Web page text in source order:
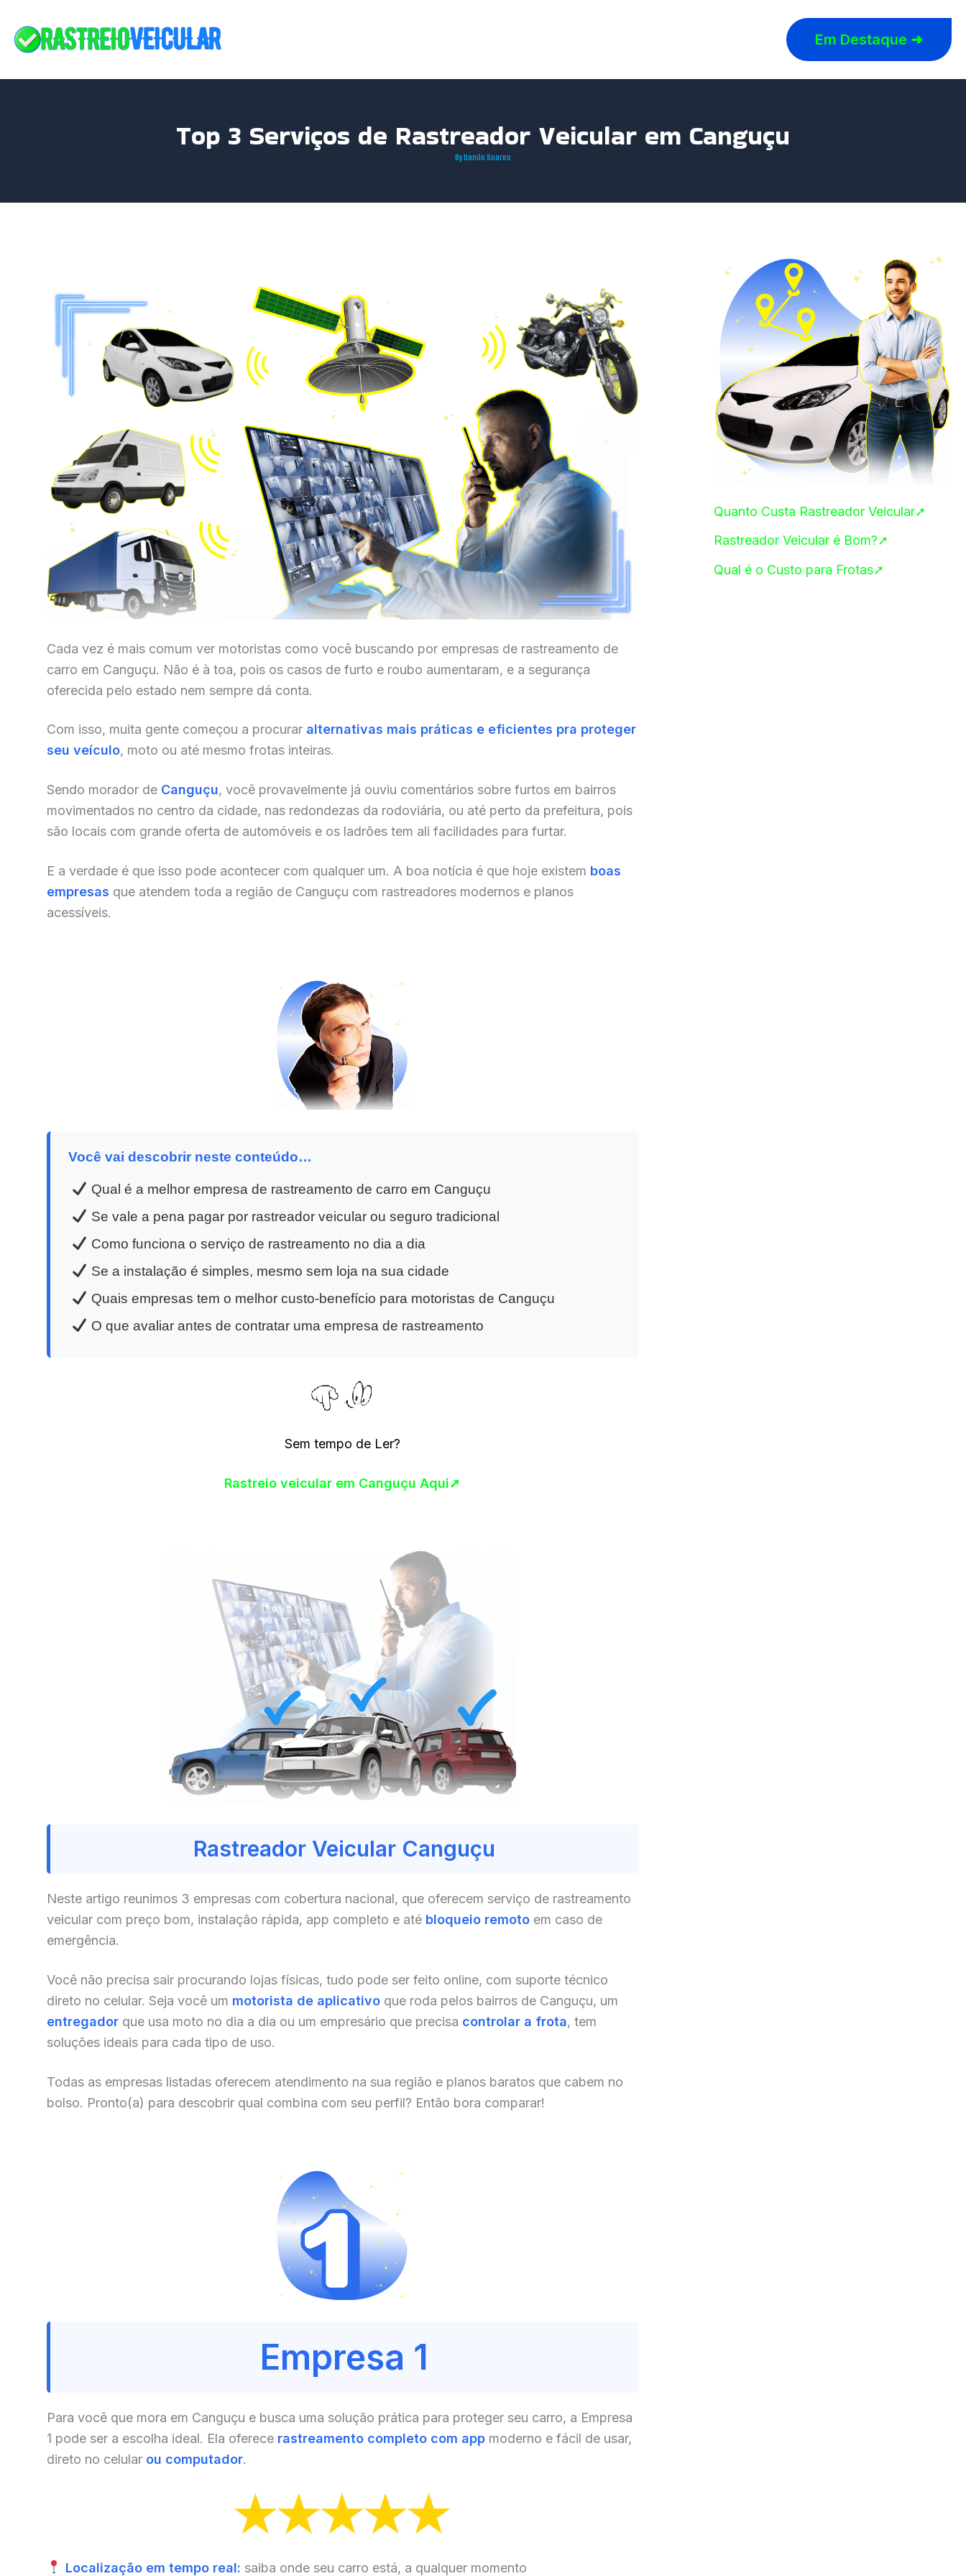
content
Em Destaque ➜
Top 3 Serviços de Rastreador Veicular em Canguçu
ByDanilo Soares
Cada vez é mais comum ver motoristas como você buscando por empresas de rastreamento de
carro em Canguçu. Não é à toa, pois os casos de furto e roubo aumentaram, e a segurança
oferecida pelo estado nem sempre dá conta.
Com isso, muita gente começou a procurar alternativas mais práticas e eficientes pra proteger
seu veículo, moto ou até mesmo frotas inteiras.
Sendo morador de Canguçu, você provavelmente já ouviu comentários sobre furtos em bairros
movimentados no centro da cidade, nas redondezas da rodoviária, ou até perto da prefeitura, pois
são locais com grande oferta de automóveis e os ladrões tem ali facilidades para furtar.
E a verdade é que isso pode acontecer com qualquer um. A boa notícia é que hoje existem boas
empresas que atendem toda a região de Canguçu com rastreadores modernos e planos
acessíveis.
Você vai descobrir neste conteúdo…
Qual é a melhor empresa de rastreamento de carro em Canguçu
Se vale a pena pagar por rastreador veicular ou seguro tradicional
Como funciona o serviço de rastreamento no dia a dia
Se a instalação é simples, mesmo sem loja na sua cidade
Quais empresas tem o melhor custo-benefício para motoristas de Canguçu
O que avaliar antes de contratar uma empresa de rastreamento
Sem tempo de Ler?
Rastreio veicular em Canguçu Aqui➚
Rastreador Veicular Canguçu
Neste artigo reunimos 3 empresas com cobertura nacional, que oferecem serviço de rastreamento
veicular com preço bom, instalação rápida, app completo e até bloqueio remoto em caso de
emergência.
Você não precisa sair procurando lojas físicas, tudo pode ser feito online, com suporte técnico
direto no celular. Seja você um motorista de aplicativo que roda pelos bairros de Canguçu, um
entregador que usa moto no dia a dia ou um empresário que precisa controlar a frota, tem
soluções ideais para cada tipo de uso.
Todas as empresas listadas oferecem atendimento na sua região e planos baratos que cabem no
bolso. Pronto(a) para descobrir qual combina com seu perfil? Então bora comparar!
Empresa 1
Para você que mora em Canguçu e busca uma solução prática para proteger seu carro, a Empresa
1 pode ser a escolha ideal. Ela oferece rastreamento completo com app moderno e fácil de usar,
direto no celular ou computador.
Localização em tempo real: saiba onde seu carro está, a qualquer momento
Quanto Custa Rastreador Veicular➚
Rastreador Veicular é Bom?➚
Qual é o Custo para Frotas➚